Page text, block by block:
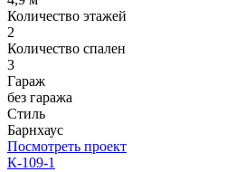
Количество этажей
2
Количество спален
3
Гараж
без гаража
Стиль
Барнхаус
Посмотреть проект
К-109-1